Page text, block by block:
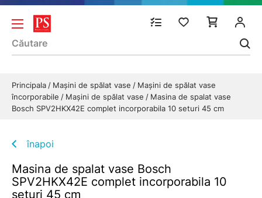
Principala Mașini de spălat vase
Mașini de spălat vase
încorporabile
Mașini de spălat vase
Masina de spalat vase
Bosch SPV2HKX42E complet incorporabila 10 seturi 45 cm
înapoi
Masina de spalat vase Bosch
SPV2HKX42E complet incorporabila 10
seturi 45 cm